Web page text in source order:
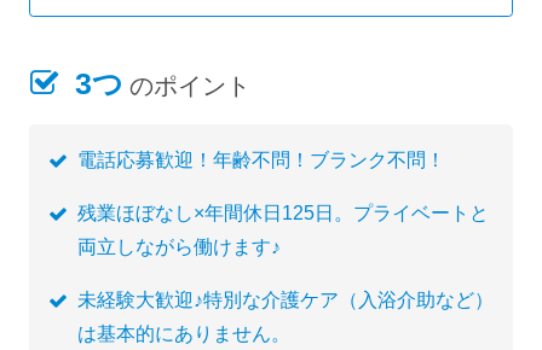
3つ のポイント
電話応募歓迎！年齢不問！ブランク不問！
残業ほぼなし×年間休日125日。プライベートと
両立しながら働けます♪
未経験大歓迎♪特別な介護ケア（入浴介助など）
は基本的にありません。